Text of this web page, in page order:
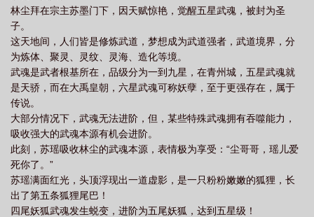
林尘拜在宗主苏墨门下，因天赋惊艳，觉醒五星武魂，被封为圣
子。
这天地间，人们皆是修炼武道，梦想成为武道强者，武道境界，分
为炼体、聚灵、灵纹、灵海、造化等境。
武魂是武者根基所在，品级分为一到九星，在青州城，五星武魂就
是天骄，而在大禹皇朝，六星武魂可称妖孽，至于更强存在，属于
传说。
大部分情况下，武魂无法进阶，但，某些特殊武魂拥有吞噬能力，
吸收强大的武魂本源有机会进阶。
此刻，苏瑶吸收林尘的武魂本源，表情极为享受：“尘哥哥，瑶儿爱
死你了。”
苏瑶满面红光，头顶浮现出一道虚影，是一只粉粉嫩嫩的狐狸，长
出了第五条狐狸尾巴！
四尾妖狐武魂发生蜕变，进阶为五尾妖狐，达到五星级！